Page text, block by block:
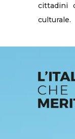
cittadini
culturale.